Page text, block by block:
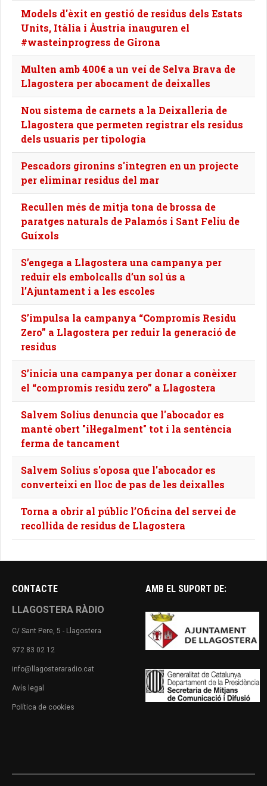
Models d'èxit en gestió de residus dels Estats
Units, Itàlia i Àustria inauguren el
#wasteinprogress de Girona
Multen amb 400€ a un veí de Selva Brava de
Llagostera per abocament de deixalles
Nou sistema de carnets a la Deixalleria de
Llagostera que permeten registrar els residus
dels usuaris per tipologia
Pescadors gironins s'integren en un projecte
per eliminar residus del mar
Recullen més de mitja tona de brossa de
paratges naturals de Palamós i Sant Feliu de
Guíxols
S’engega a Llagostera una campanya per
reduir els embolcalls d’un sol ús a
l’Ajuntament i a les escoles
S’impulsa la campanya “Compromís Residu
Zero” a Llagostera per reduir la generació de
residus
S’inicia una campanya per donar a conèixer
el “compromís residu zero” a Llagostera
Salvem Solius denuncia que l'abocador es
manté obert "il·legalment" tot i la sentència
ferma de tancament
Salvem Solius s'oposa que l'abocador es
converteixi en lloc de pas de les deixalles
Torna a obrir al públic l’Oficina del servei de
recollida de residus de Llagostera
CONTACTE
LLAGOSTERA RÀDIO
C/ Sant Pere, 5 - Llagostera
972 83 02 12
info@llagosteraradio.cat
Avís legal
Política de cookies
AMB EL SUPORT DE: